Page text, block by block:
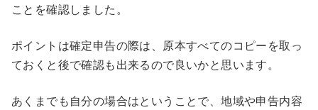
ことを確認しました。
ポイントは確定申告の際は、原本すべてのコピーを取っ
ておくと後で確認も出来るので良いかと思います。
あくまでも自分の場合はということで、地域や申告内容